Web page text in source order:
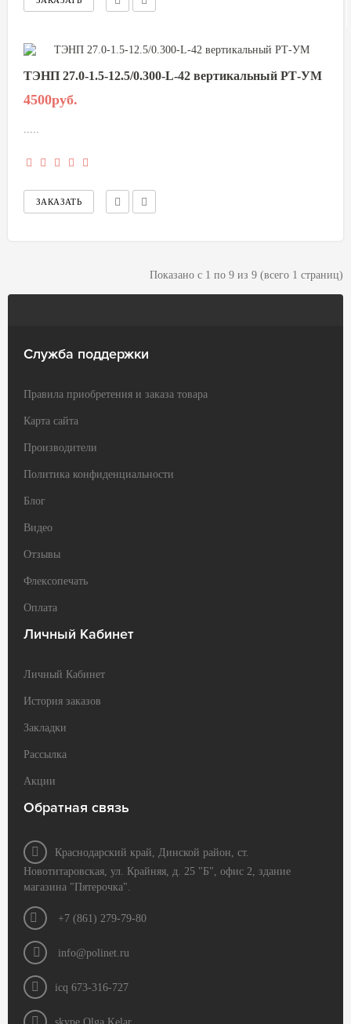
ТЭНП 27.0-1.5-12.5/0.300-L-42 вертикальный РТ-УМ
4500руб.
Показано с 1 по 9 из 9 (всего 1 страниц)
Служба поддержки
Правила приобретения и заказа товара
Карта сайта
Производители
Политика конфиденциальности
Блог
Видео
Отзывы
Флексопечать
Оплата
Личный Кабинет
Личный Кабинет
История заказов
Закладки
Рассылка
Акции
Обратная связь
Краснодарский край, Динской район, ст.
Новотитаровская, ул. Крайняя, д. 25 "Б", офис 2, здание
магазина "Пятерочка".
+7 (861) 279-79-80
info@polinet.ru
icq 673-316-727